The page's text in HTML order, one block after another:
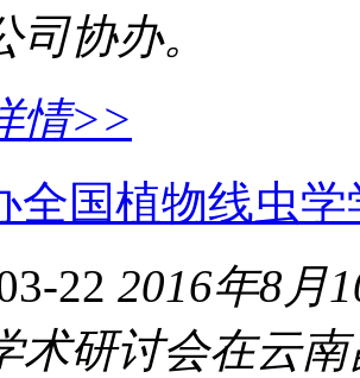
司协办。
情>>
全国植物线虫
22 2016年8月
术研讨会在云